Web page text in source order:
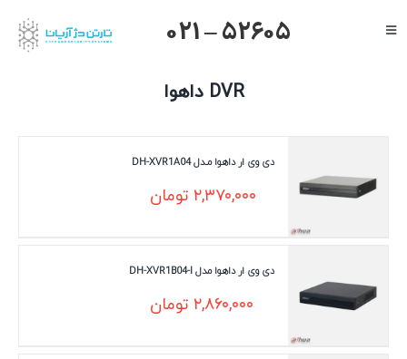
to
Toggle
میکروتیک
تیاندی
021 – 52605
DVR داهوا
دی وی ار داهوا مـدل DH-XVR1A04
۲,۳۷۰,۰۰۰ تومان
دی وی ار داهوا مدل DH-XVR1B04-I
۲,۸۶۰,۰۰۰ تومان